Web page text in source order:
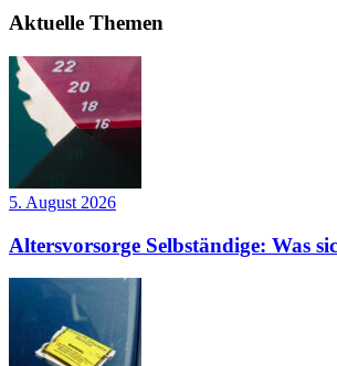
Aktuelle Themen
5. August 2026
Altersvorsorge Selbständige: Was